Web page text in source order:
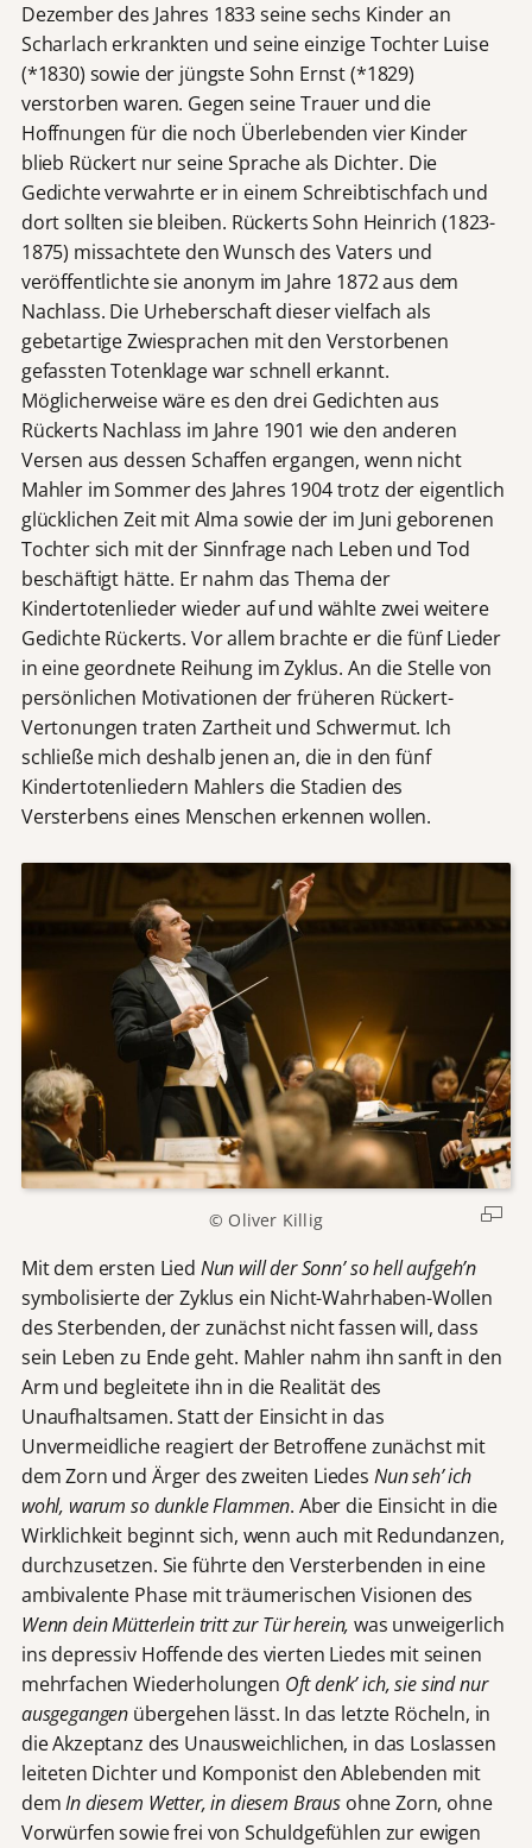
Dezember des Jahres 1833 seine sechs Kinder an
Scharlach erkrankten und seine einzige Tochter Luise
(*1830) sowie der jüngste Sohn Ernst (*1829)
verstorben waren. Gegen seine Trauer und die
Hoffnungen für die noch Überlebenden vier Kinder
blieb Rückert nur seine Sprache als Dichter. Die
Gedichte verwahrte er in einem Schreibtischfach und
dort sollten sie bleiben. Rückerts Sohn Heinrich (1823-
1875) missachtete den Wunsch des Vaters und
veröffentlichte sie anonym im Jahre 1872 aus dem
Nachlass. Die Urheberschaft dieser vielfach als
gebetartige Zwiesprachen mit den Verstorbenen
gefassten Totenklage war schnell erkannt.
Möglicherweise wäre es den drei Gedichten aus
Rückerts Nachlass im Jahre 1901 wie den anderen
Versen aus dessen Schaffen ergangen, wenn nicht
Mahler im Sommer des Jahres 1904 trotz der eigentlich
glücklichen Zeit mit Alma sowie der im Juni geborenen
Tochter sich mit der Sinnfrage nach Leben und Tod
beschäftigt hätte. Er nahm das Thema der
Kindertotenlieder wieder auf und wählte zwei weitere
Gedichte Rückerts. Vor allem brachte er die fünf Lieder
in eine geordnete Reihung im Zyklus. An die Stelle von
persönlichen Motivationen der früheren Rückert-
Vertonungen traten Zartheit und Schwermut. Ich
schließe mich deshalb jenen an, die in den fünf
Kindertotenliedern Mahlers die Stadien des
Versterbens eines Menschen erkennen wollen.
© Oliver Killig
Mit dem ersten Lied Nun will der Sonnʼso hell aufgehʼn
symbolisierte der Zyklus ein Nicht-Wahrhaben-Wollen
des Sterbenden, der zunächst nicht fassen will, dass
sein Leben zu Ende geht. Mahler nahm ihn sanft in den
Arm und begleitete ihn in die Realität des
Unaufhaltsamen. Statt der Einsicht in das
Unvermeidliche reagiert der Betroffene zunächst mit
dem Zorn und Ärger des zweiten Liedes Nun sehʼich
wohl, warum so dunkle Flammen. Aber die Einsicht in die
Wirklichkeit beginnt sich, wenn auch mit Redundanzen,
durchzusetzen. Sie führte den Versterbenden in eine
ambivalente Phase mit träumerischen Visionen des
Wenn dein Mütterlein tritt zur Tür herein,was unweigerlich
ins depressiv Hoffende des vierten Liedes mit seinen
mehrfachen Wiederholungen Oft denkʼich, sie sind nur
ausgegangen übergehen lässt. In das letzte Röcheln, in
die Akzeptanz des Unausweichlichen, in das Loslassen
leiteten Dichter und Komponist den Ablebenden mit
demIn diesem Wetter, in diesem Braus ohne Zorn, ohne
Vorwürfen sowie frei von Schuldgefühlen zur ewigen